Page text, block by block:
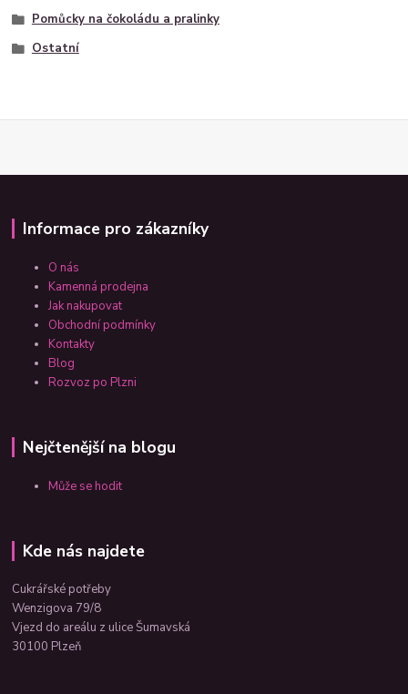
Pomůcky na čokoládu a pralinky
Ostatní
Informace pro zákazníky
O nás
Kamenná prodejna
Jak nakupovat
Obchodní podmínky
Kontakty
Blog
Rozvoz po Plzni
Nejčtenější na blogu
Může se hodit
Kde nás najdete
Cukrářské potřeby
Wenzigova 79/8
Vjezd do areálu z ulice Šumavská
30100 Plzeň